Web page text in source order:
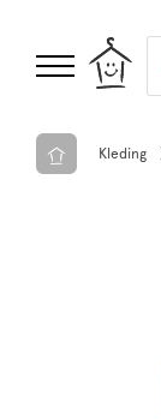
Kleding